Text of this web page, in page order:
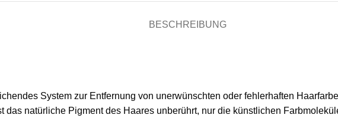
BESCHREIBUNG
System zur Entfernung von unerwünschten oder fehlerhaften
das natürliche Pigment des Haares unberührt, nur die künstlichen